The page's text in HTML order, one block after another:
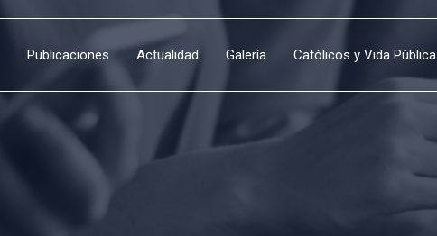
Publicaciones Actualidad Galería Católicos y Vida Pública